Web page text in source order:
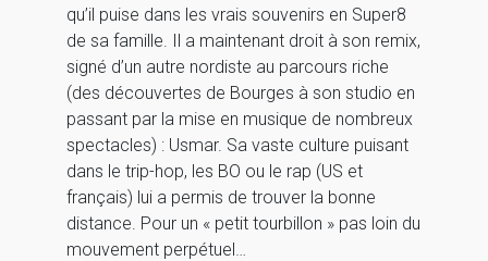
qu’il puise dans les vrais souvenirs en Super8
de sa famille. Il a maintenant droit à son remix,
signé d’un autre nordiste au parcours riche
(des découvertes de Bourges à son studio en
passant par la mise en musique de nombreux
spectacles) : Usmar. Sa vaste culture puisant
dans le trip-hop, les BO ou le rap (US et
français) lui a permis de trouver la bonne
distance. Pour un « petit tourbillon » pas loin du
mouvement perpétuel…